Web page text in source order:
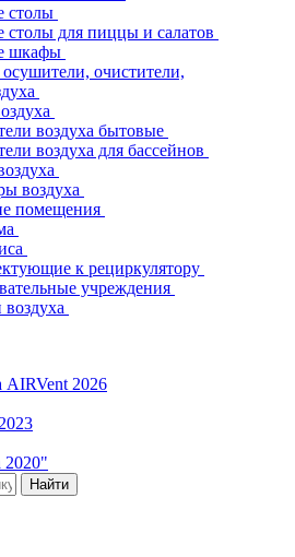
столы
столы для пиццы и салатов
шкафы
очистители,
воздуха бытовые
воздуха для бассейнов
воздуха
помещения
к рециркулятору
учреждения
AIRVent 2026